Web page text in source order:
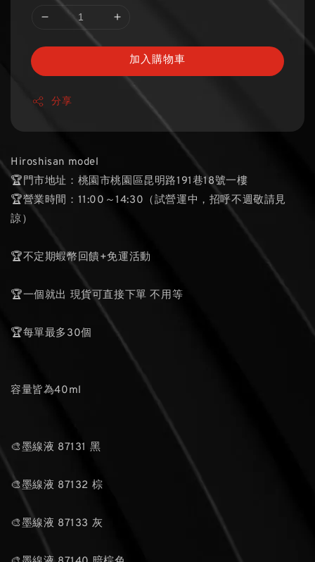
加入購物車
分享
Hiroshisan model
🏆門市地址：桃園市桃園區昆明路191巷18號一樓
🏆營業時間：11:00～14:30（試營運中，招呼不週敬請見
諒）
🏆不定期蝦幣回饋+免運活動
🏆一個就出 現貨可直接下單 不用等
🏆每單最多30個
容量皆為40ml
🎨墨線液 87131 黑
🎨墨線液 87132 棕
🎨墨線液 87133 灰